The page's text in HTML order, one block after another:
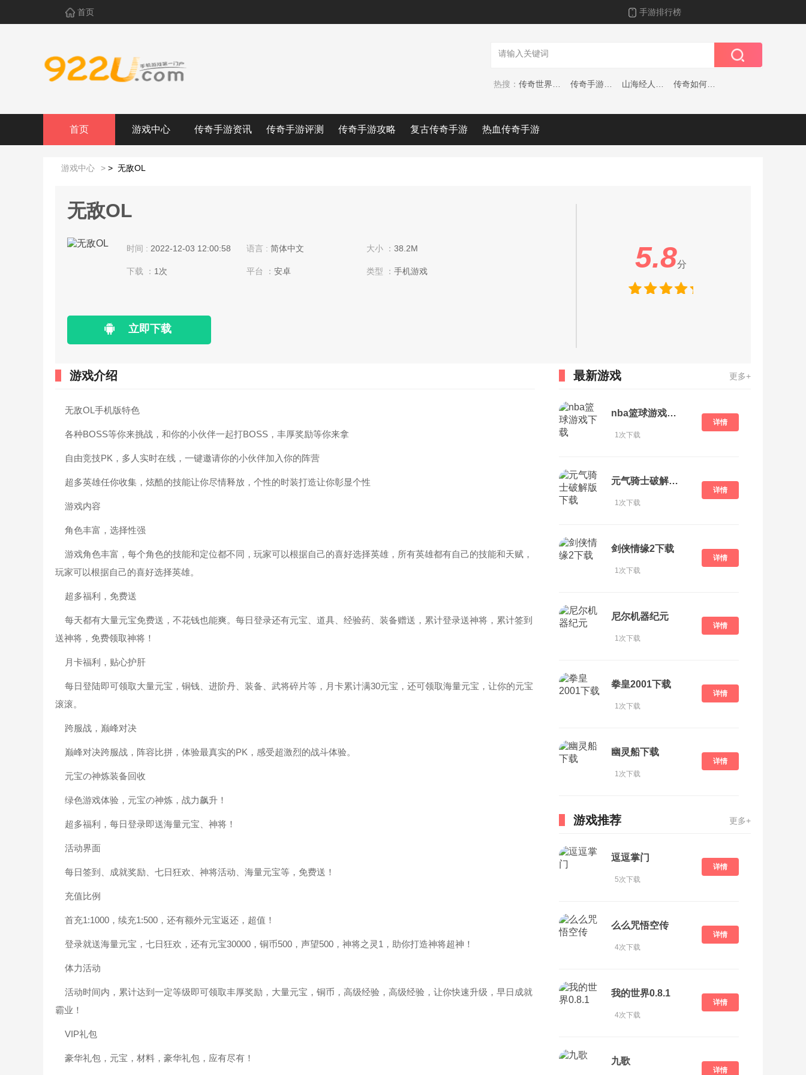
首页 手游排行榜
热搜：
首页 游戏中心 传奇手游资讯 传奇手游评测 传奇手游攻略 复古传奇手游 热血传奇手游
>
游戏中心 > 无敌OL
无敌OL
时间 : 2022-12-03 12:00:58 语言 : 简体中文 大小 ： 38.2M
下载 ： 1次 平台 ： 安卓 类型 ： 手机游戏
立即下载
5.8分
游戏介绍
无敌OL手机版特色
各种BOSS等你来挑战，和你的小伙伴一起打BOSS，丰厚奖励等你来拿
自由竞技PK，多人实时在线，一键邀请你的小伙伴加入你的阵营
超多英雄任你收集，炫酷的技能让你尽情释放，个性的时装打造让你彰显个性
游戏内容
角色丰富，选择性强
游戏角色丰富，每个角色的技能和定位都不同，玩家可以根据自己的喜好选择英雄，所有英雄都有自己的技能和天赋，
玩家可以根据自己的喜好选择英雄。
超多福利，免费送
每天都有大量元宝免费送，不花钱也能爽。每日登录还有元宝、道具、经验药、装备赠送，累计登录送神将，累计签到
送神将，免费领取神将！
月卡福利，贴心护肝
每日登陆即可领取大量元宝，铜钱、进阶丹、装备、武将碎片等，月卡累计满30元宝，还可领取海量元宝，让你的元宝
滚滚。
跨服战，巅峰对决
巅峰对决跨服战，阵容比拼，体验最真实的PK，感受超激烈的战斗体验。
元宝の神炼装备回收
绿色游戏体验，元宝の神炼，战力飙升！
超多福利，每日登录即送海量元宝、神将！
活动界面
每日签到、成就奖励、七日狂欢、神将活动、海量元宝等，免费送！
充值比例
首充1:1000，续充1:500，还有额外元宝返还，超值！
登录就送海量元宝，七日狂欢，还有元宝30000，铜币500，声望500，神将之灵1，助你打造神将超神！
体力活动
活动时间内，累计达到一定等级即可领取丰厚奖励，大量元宝，铜币，高级经验，高级经验，让你快速升级，早日成就
霸业！
VIP礼包
豪华礼包，元宝，材料，豪华礼包，应有尽有！
最新游戏 更多+
nba篮球游戏下载
1次下载
详情
元气骑士破解版 下载
1次下载
详情
剑侠情缘2下载
1次下载
详情
尼尔机器纪元
1次下载
详情
拳皇2001下载
1次下载
详情
幽灵船下载
1次下载
详情
游戏推荐 更多+
逗逗掌门
5次下载
详情
么么咒悟空传
4次下载
详情
我的世界0.8.1
4次下载
详情
九歌
详情